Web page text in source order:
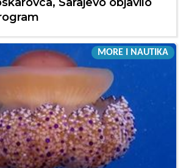
MORE I NAUTIKA